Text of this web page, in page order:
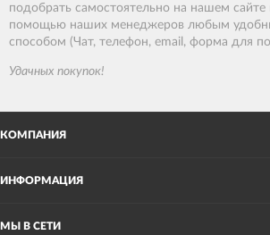
подобрать самостоятельно на нашем сайте
помощью наших менеджеров любым
способом (Чат, телефон, email, форма для
Удачных покупок!
КОМПАНИЯ
ИНФОРМАЦИЯ
МЫ В СЕТИ